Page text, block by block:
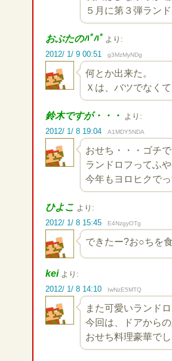
５月に第３弾ラン
おぶたのﾊﾟﾊﾟ より:
2012/ 1/ 9 00:51
g3MzMyNDg
何とか出来た。
Ｘは、バツでなく
鈴木ですが・・・ より:
2012/ 1/ 8 19:04
A1MDY5NDA
おせち・・・ゴチ
ランドロフってふ
今年もヨロヒクで
ひよこ より:
2012/ 1/ 8 15:45
E4NzgyOTg
できたー?お○ちを
kei より:
2012/ 1/ 8 14:10
IwNzE5MTQ
また可愛いランド
今回は、ドアから
おせち料理豪華でし